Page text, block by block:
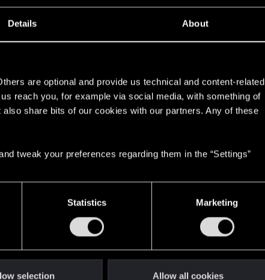
Details About
are optional and provide us technical and content-related
reach you, for example via social media, with something of
share bits of our cookies with our partners. Any of these
tweak your preferences regarding them in the “Settings”
Statistics Marketing
selection Allow all cookies
z gier — zostań ze mną na dłużej!